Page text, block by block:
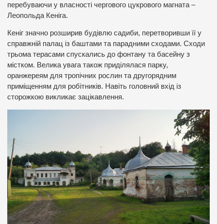
перебуваючи у власності чергового цукрового магната –
Леопольда Кеніга.
Кеніг значно розширив будівлю садиби, перетворивши її у
справжній палац із баштами та парадними сходами. Сходи
трьома терасами спускались до фонтану та басейну з
містком. Велика увага також приділялася парку,
оранжереям для тропічних рослин та другорядним
приміщенням для робітників. Навіть головний вхід із
сторожкою викликає зацікавлення.